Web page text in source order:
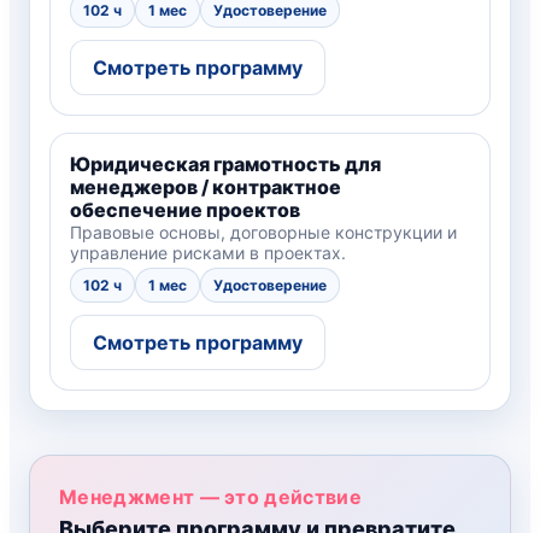
102 ч 1 мес Удостоверение
Смотреть программу
Юридическая грамотность для
менеджеров / контрактное
обеспечение проектов
Правовые основы, договорные конструкции и
управление рисками в проектах.
102 ч 1 мес Удостоверение
Смотреть программу
Менеджмент — это действие